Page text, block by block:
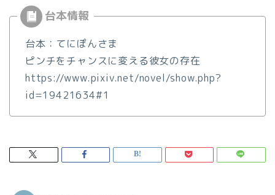
台本：てにぽんさま
ピンチをチャンスに変える彼女の存在
https://www.pixiv.net/novel/show.php?
id=19421634#1